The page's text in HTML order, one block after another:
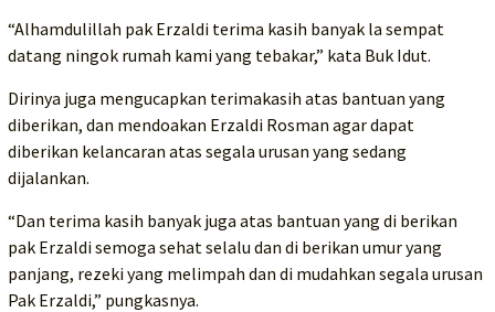
“Alhamdulillah pak Erzaldi terima kasih banyak la sempat
datang ningok rumah kami yang tebakar,” kata Buk Idut.
Dirinya juga mengucapkan terimakasih atas bantuan yang
diberikan, dan mendoakan Erzaldi Rosman agar dapat
diberikan kelancaran atas segala urusan yang sedang
dijalankan.
“Dan terima kasih banyak juga atas bantuan yang di berikan
pak Erzaldi semoga sehat selalu dan di berikan umur yang
panjang, rezeki yang melimpah dan di mudahkan segala urusan
Pak Erzaldi,” pungkasnya.